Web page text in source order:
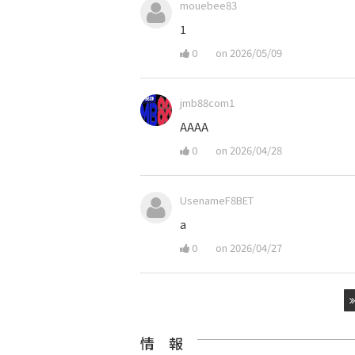
mouebee83
1
0 on 2026/05/09
jmb88com1
AAAA
0 on 2026/04/28
UsenameF8BET
a
0 on 2026/04/27
情 報